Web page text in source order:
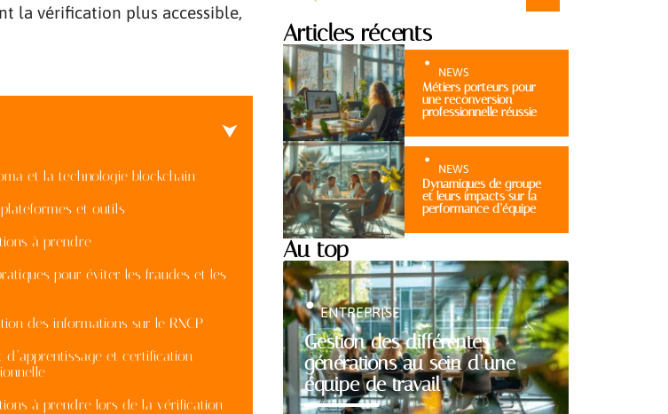
la vérification plus accessible,
et la technologie blockchain
et outils
à prendre
pour éviter les fraudes et les
des informations sur le RNCP
d’apprentissage et certification
à prendre lors de la vérification
Articles récents
NEWS
Métiers porteurs pour
une reconversion
professionnelle réussie
NEWS
Dynamiques de groupe
et leurs impacts sur la
performance d’équipe
Au top
Gestion des différentes
générations au sein d’une
équipe de travail
ENTREPRISE